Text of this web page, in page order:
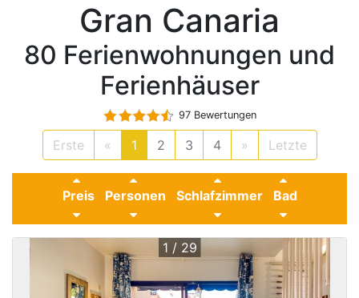
Klimaanlage
Ferienwohnungen
Pool
Stufenfrei
Wasserblick
Ferienhäuser
Urlaub mit Hund
Parkplatz (ggf. Gebühr)
Behindertenfreundlich
Gran Canaria
80 Ferienwohnungen und
Ferienhäuser
97 Bewertungen
Erste « 1 2 3 4 » Letzte
Preis Personen Schlafzimmer Bad
1 / 29